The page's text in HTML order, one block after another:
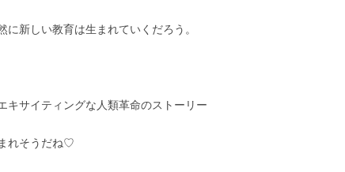
に新しい教育は生まれていくだろう。
キサイティングな人類革命のストーリー
れそうだね♡